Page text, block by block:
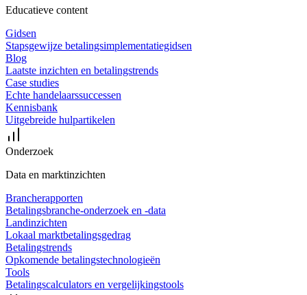
Educatieve content
Gidsen
Stapsgewijze betalingsimplementatiegidsen
Blog
Laatste inzichten en betalingstrends
Case studies
Echte handelaarssuccessen
Kennisbank
Uitgebreide hulpartikelen
Onderzoek
Data en marktinzichten
Brancherapporten
Betalingsbranche-onderzoek en -data
Landinzichten
Lokaal marktbetalingsgedrag
Betalingstrends
Opkomende betalingstechnologieën
Tools
Betalingscalculators en vergelijkingstools